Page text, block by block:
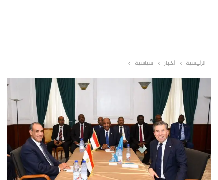
الرئيسية أخبار سياسية